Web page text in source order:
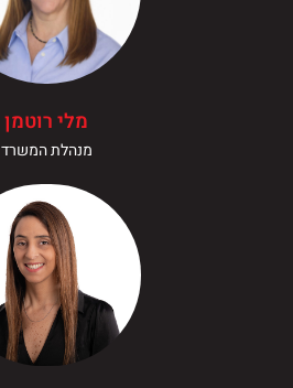
מלי רוטמן
מנהלת המשרד